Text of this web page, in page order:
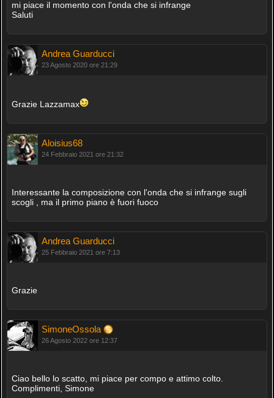
mi piace il momento con l'onda che si infrange
Saluti
Andrea Guarducci
23 Agosto 2020 ore 21:29
Grazie Lazzamax
Aloisius68
24 Febbraio 2021 ore 21:32
Interessante la composizione con l'onda che si infrange sugli
scogli , ma il primo piano è fuori fuoco
Andrea Guarducci
25 Febbraio 2021 ore 7:13
Grazie
SimoneOssola
26 Agosto 2022 ore 12:37
Ciao bello lo scatto, mi piace per compo e attimo colto.
Complimenti, Simone